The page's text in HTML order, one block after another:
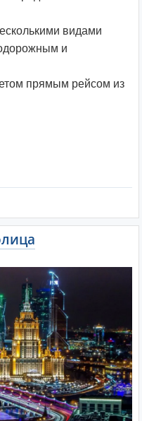
видами
и
прямым рейсом из